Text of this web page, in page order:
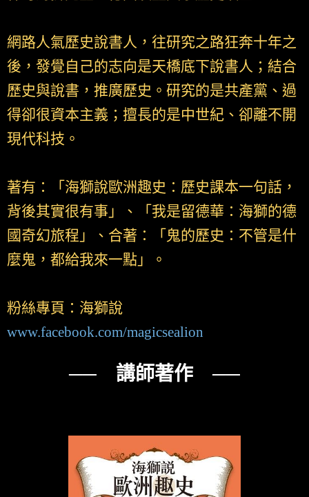
網路人氣歷史說書人，往研究之路狂奔十年之
後，發覺自己的志向是天橋底下說書人；結合
歷史與說書，推廣歷史。研究的是共產黨、過
得卻很資本主義；擅長的是中世紀、卻離不開
現代科技。
著有：「海獅說歐洲趣史：歷史課本一句話，
背後其實很有事」、「我是留德華：海獅的德
國奇幻旅程」、合著：「鬼的歷史：不管是什
麼鬼，都給我來一點」。
粉絲專頁：海獅說
www.facebook.com/magicsealion
── 講師著作 ──